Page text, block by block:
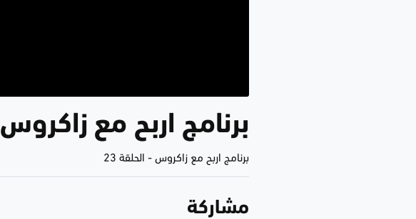
برنامج اربح مع زاكروس 2022/5/26
برنامج اربح مع زاكروس- الحلقة 23
مشاركة